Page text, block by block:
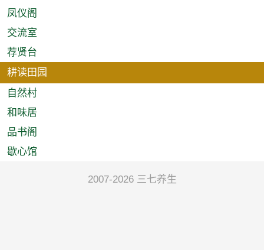
凤仪阁
交流室
荐贤台
耕读田园
自然村
和味居
品书阁
歇心馆
2007-2026 三七养生